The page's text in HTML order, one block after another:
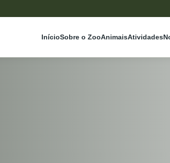
InícioSobre o ZooAnimaisAtividades